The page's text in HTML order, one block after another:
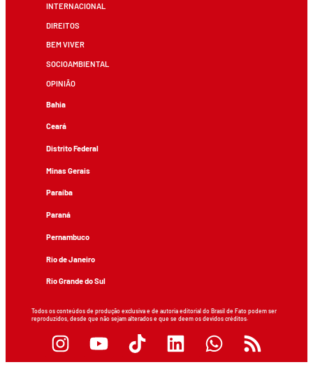
INTERNACIONAL
DIREITOS
BEM VIVER
SOCIOAMBIENTAL
OPINIÃO
Bahia
Ceará
Distrito Federal
Minas Gerais
Paraíba
Paraná
Pernambuco
Rio de Janeiro
Rio Grande do Sul
Todos os conteúdos de produção exclusiva e de autoria editorial do Brasil de Fato podem ser
reproduzidos, desde que não sejam alterados e que se deem os devidos créditos.